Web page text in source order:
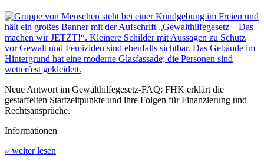
Neue Antwort im Gewalthilfegesetz-FAQ: FHK erklärt die
gestaffelten Startzeitpunkte und ihre Folgen für Finanzierung und
Rechtsansprüche.
Informationen
» weiter lesen